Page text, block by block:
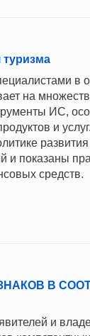
туризма
в
на
ИС,
и
развития
и показаны
средств.
В
и